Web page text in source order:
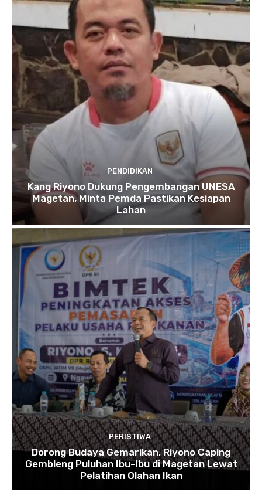
PENDIDIKAN
Kang Riyono Dukung Pengembangan UNESA
Magetan, Minta Pemda Pastikan Kesiapan
Lahan
PERISTIWA
Dorong Budaya Gemarikan, Riyono Caping
Gembleng Puluhan Ibu-Ibu di Magetan Lewat
Pelatihan Olahan Ikan